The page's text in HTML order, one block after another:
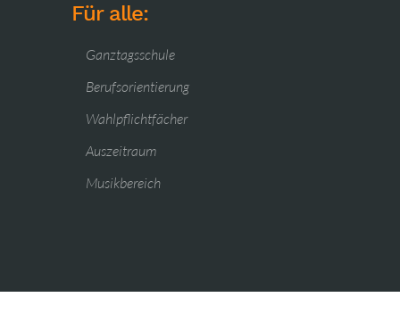
Für alle:
Ganztagsschule
Berufsorientierung
Wahlpflichtfächer
Auszeitraum
Musikbereich